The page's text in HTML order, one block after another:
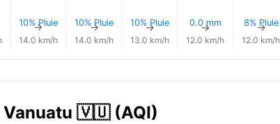
10% Pluie
↑
14.0 km/h
10% Pluie
↑
14.0 km/h
10% Pluie
↑
13.0 km/h
0.0 mm
↑
12.0 km/h
8% Pluie
↑
12.0 km/h
Vanuatu 🇻🇺 (AQI)